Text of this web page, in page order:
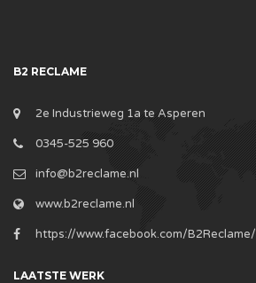
B2 RECLAME
2e Industrieweg 1a te Asperen
0345-525 960
info@b2reclame.nl
www.b2reclame.nl
https://www.facebook.com/B2Reclame/
LAATSTE WERK